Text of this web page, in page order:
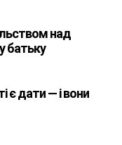
над
батьку
є дати — і вони